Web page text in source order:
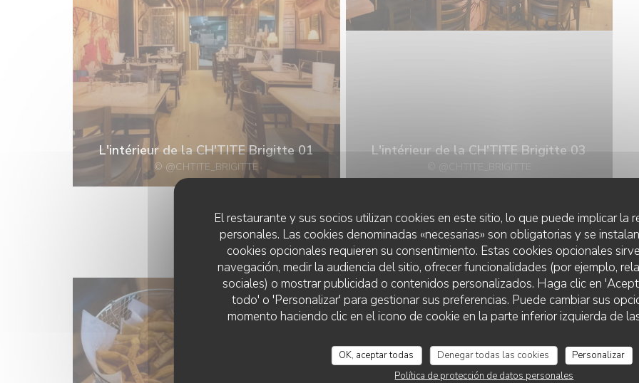
El restaurante y sus socios utilizan cookies en este sitio, lo que puede implicar la
personales. Las cookies denominadas «necesarias» son obligatorias y se
cookies opcionales requieren su consentimiento. Estas cookies opcionales
navegación, medir la audiencia del sitio, ofrecer funcionalidades (por ejemplo,
sociales) o mostrar publicidad o contenidos personalizados. Haga clic en
todo' o 'Personalizar' para gestionar sus preferencias. Puede cambiar sus
momento haciendo clic en el icono de cookie en la parte inferior izquierda de
OK, aceptar todas Denegar todas las cookies
Personalizar
Política de protección de datos personales
L'intérieur de la CH'TITE Brigitte 01
© @CHTITE_BRIGITTE
L'intérieur de la CH'TITE Brigitte 03
© @CHTITE_BRIGITTE
LES PLATS DE LA CH'TITE